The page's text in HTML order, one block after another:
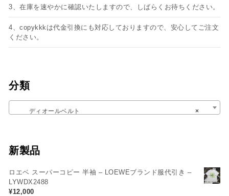
3、在庫を速やかに確認いたしますので、しばらくお待ちください。
4、copykkkは代金引換にも対応しておりますので、安心してご注文
ください。
分類
×
ディオールベルト
新製品
ロエベ スーパーコピー 半袖 – LOEWEブランド服代引き –
LYWDX2488
¥12,000